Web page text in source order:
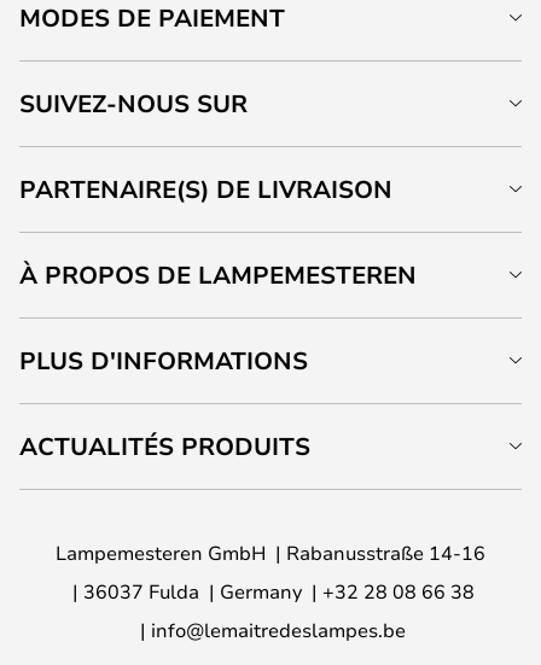
MODES DE PAIEMENT
SUIVEZ-NOUS SUR
PARTENAIRE(S) DE LIVRAISON
À PROPOS DE LAMPEMESTEREN
PLUS D'INFORMATIONS
ACTUALITÉS PRODUITS
Lampemesteren GmbH
Rabanusstraße 14-16
36037 Fulda
Germany
+32 28 08 66 38
info@lemaitredeslampes.be